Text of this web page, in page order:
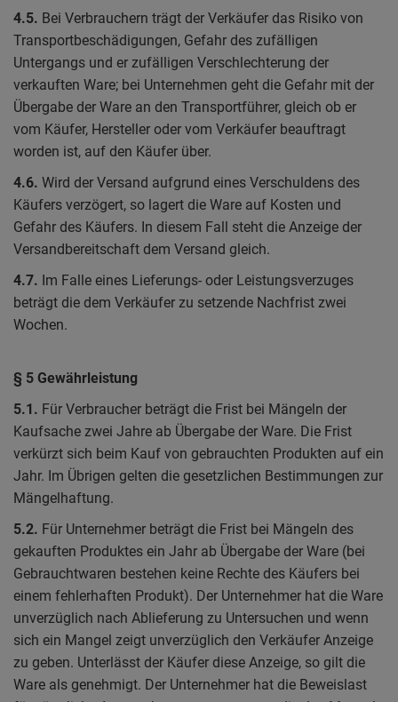
4.5. Bei Verbrauchern trägt der Verkäufer das Risiko von
Transportbeschädigungen, Gefahr des zufälligen
Untergangs und er zufälligen Verschlechterung der
verkauften Ware; bei Unternehmen geht die Gefahr mit der
Übergabe der Ware an den Transportführer, gleich ob er
vom Käufer, Hersteller oder vom Verkäufer beauftragt
worden ist, auf den Käufer über.
4.6. Wird der Versand aufgrund eines Verschuldens des
Käufers verzögert, so lagert die Ware auf Kosten und
Gefahr des Käufers. In diesem Fall steht die Anzeige der
Versandbereitschaft dem Versand gleich.
4.7. Im Falle eines Lieferungs- oder Leistungsverzuges
beträgt die dem Verkäufer zu setzende Nachfrist zwei
Wochen.
§ 5 Gewährleistung
5.1. Für Verbraucher beträgt die Frist bei Mängeln der
Kaufsache zwei Jahre ab Übergabe der Ware. Die Frist
verkürzt sich beim Kauf von gebrauchten Produkten auf ein
Jahr. Im Übrigen gelten die gesetzlichen Bestimmungen zur
Mängelhaftung.
5.2. Für Unternehmer beträgt die Frist bei Mängeln des
gekauften Produktes ein Jahr ab Übergabe der Ware (bei
Gebrauchtwaren bestehen keine Rechte des Käufers bei
einem fehlerhaften Produkt). Der Unternehmer hat die Ware
unverzüglich nach Ablieferung zu Untersuchen und wenn
sich ein Mangel zeigt unverzüglich den Verkäufer Anzeige
zu geben. Unterlässt der Käufer diese Anzeige, so gilt die
Ware als genehmigt. Der Unternehmer hat die Beweislast